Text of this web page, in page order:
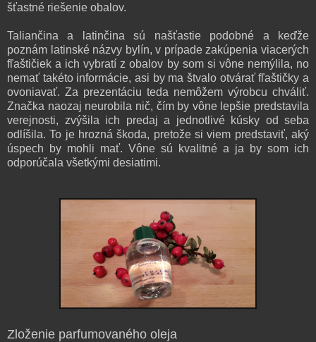
šťastné riešenie obalov.
Taliančina a latinčina sú našťastie podobné a keďže
poznám latinské názvy bylín, v prípade zakúpenia viacerých
fľaštičiek a ich vybratí z obalov by som si vône nemýlila, no
nemať takéto informácie, asi by ma štvalo otvárať fľaštičky a
ovoniavať. Za prezentáciu teda nemôžem výrobcu chváliť.
Značka naozaj neurobila nič, čím by vône lepšie predstavila
verejnosti, zvýšila ich predaj a jednotlivé kúsky od seba
odlíšila. To je hrozná škoda, pretože si viem predstaviť, aký
úspech by mohli mať. Vône sú kvalitné a ja by som ich
odporúčala všetkými desiatimi.
Zloženie parfumovaného oleja